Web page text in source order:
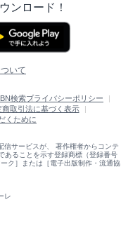
ンロード！
いて
検索プライバシーポリシー
商取引法に基づく表示
くために
信サービスが、 著作権者からコンテ
あることを示す登録商標（登録番号
ク］または［電子出版制作・流通協
レ